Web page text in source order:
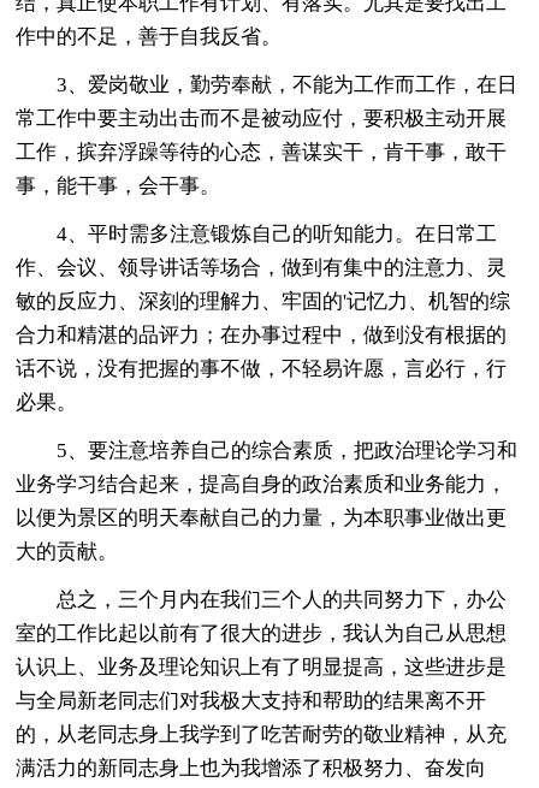
作中的不足，善于自我反省。
3、爱岗敬业，勤劳奉献，不能为工作而工作，在日
常工作中要主动出击而不是被动应付，要积极主动开展
工作，摈弃浮躁等待的心态，善谋实干，肯干事，敢干
事，能干事，会干事。
4、平时需多注意锻炼自己的听知能力。在日常工
作、会议、领导讲话等场合，做到有集中的注意力、灵
敏的反应力、深刻的理解力、牢固的'记忆力、机智的综
合力和精湛的品评力；在办事过程中，做到没有根据的
话不说，没有把握的事不做，不轻易许愿，言必行，行
必果。
5、要注意培养自己的综合素质，把政治理论学习和
业务学习结合起来，提高自身的政治素质和业务能力，
以便为景区的明天奉献自己的力量，为本职事业做出更
大的贡献。
总之，三个月内在我们三个人的共同努力下，办公
室的工作比起以前有了很大的进步，我认为自己从思想
认识上、业务及理论知识上有了明显提高，这些进步是
与全局新老同志们对我极大支持和帮助的结果离不开
的，从老同志身上我学到了吃苦耐劳的敬业精神，从充
满活力的新同志身上也为我增添了积极努力、奋发向